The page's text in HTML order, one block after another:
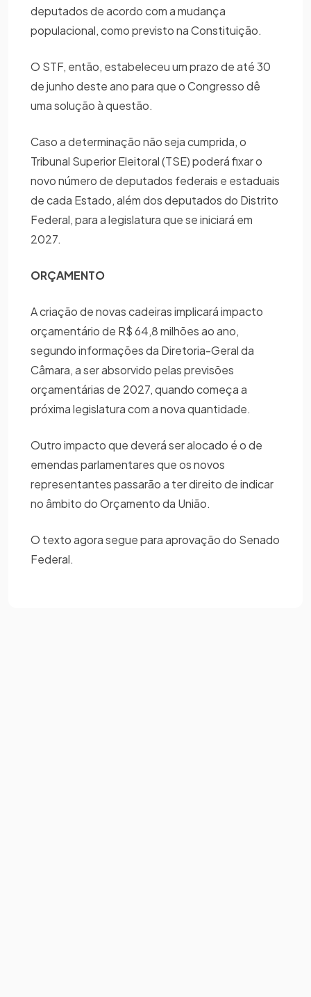
deputados de acordo com a mudança
populacional, como previsto na Constituição.
O STF, então, estabeleceu um prazo de até 30
de junho deste ano para que o Congresso dê
uma solução à questão.
Caso a determinação não seja cumprida, o
Tribunal Superior Eleitoral (TSE) poderá fixar o
novo número de deputados federais e estaduais
de cada Estado, além dos deputados do Distrito
Federal, para a legislatura que se iniciará em
2027.
ORÇAMENTO
A criação de novas cadeiras implicará impacto
orçamentário de R$ 64,8 milhões ao ano,
segundo informações da Diretoria-Geral da
Câmara, a ser absorvido pelas previsões
orçamentárias de 2027, quando começa a
próxima legislatura com a nova quantidade.
Outro impacto que deverá ser alocado é o de
emendas parlamentares que os novos
representantes passarão a ter direito de indicar
no âmbito do Orçamento da União.
O texto agora segue para aprovação do Senado
Federal.